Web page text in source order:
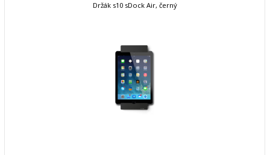
Držák s10 sDock Air, černý